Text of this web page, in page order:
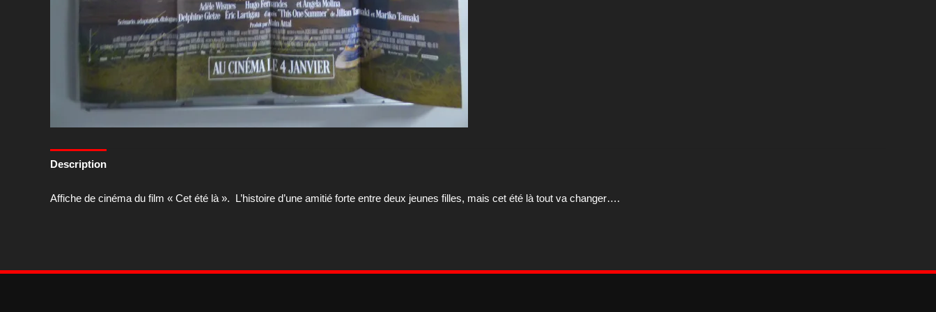
Description
Affiche de cinéma du film « Cet été là ». L’histoire d’une amitié forte entre deux jeunes filles, mais cet été là tout va changer….